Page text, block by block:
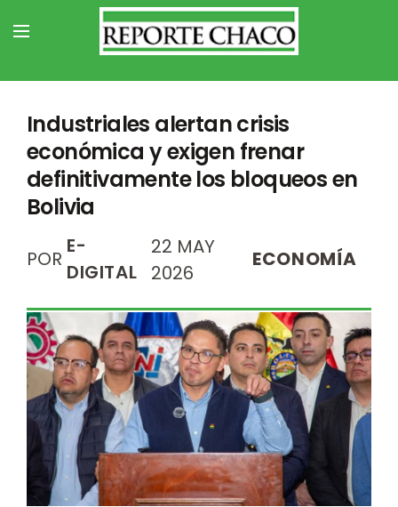
Industriales alertan crisis
económica y exigen frenar
definitivamente los bloqueos en
Bolivia
POR
E-
DIGITAL
22 MAY
2026
ECONOMÍA